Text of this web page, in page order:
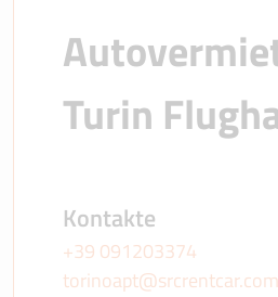
Turin
Kontakte
+39 091203374
torinoapt@srcrentcar.com